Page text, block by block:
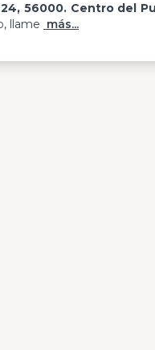
56000. Centro del
llame más...